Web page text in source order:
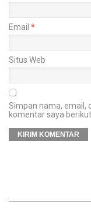
Email *
Situs Web
Simpan nama, email,
komentar saya